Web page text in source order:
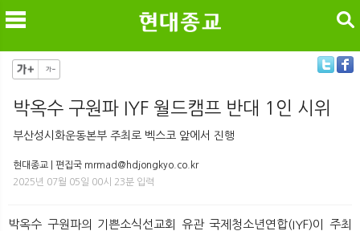
메
검색
박옥수 구원파 IYF 월드캠프 반대 1인 시위
부산성시화운동본부 주최로 벡스코 앞에서 진행
현대종교 | 편집국 mrmad@hdjongkyo.co.kr
2025년 07월 05일 00시 23분 입력
박옥수 구원파의 기쁜소식선교회 유관 국제청소년연합(IYF)이 주최